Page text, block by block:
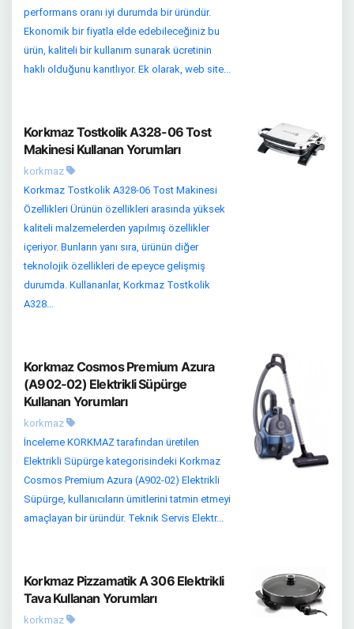
performans oranı iyi durumda bir üründür.
Ekonomik bir fiyatla elde edebileceğiniz bu
ürün, kaliteli bir kullanım sunarak ücretinin
haklı olduğunu kanıtlıyor. Ek olarak, web site...
Korkmaz Tostkolik A328-06 Tost
Makinesi Kullanan Yorumları
korkmaz
Korkmaz Tostkolik A328-06 Tost Makinesi
Özellikleri Ürünün özellikleri arasında yüksek
kaliteli malzemelerden yapılmış özellikler
içeriyor. Bunların yanı sıra, ürünün diğer
teknolojik özellikleri de epeyce gelişmiş
durumda. Kullananlar, Korkmaz Tostkolik
A328...
Korkmaz Cosmos Premium Azura
(A902-02) Elektrikli Süpürge
Kullanan Yorumları
korkmaz
İnceleme KORKMAZ tarafından üretilen
Elektrikli Süpürge kategorisindeki Korkmaz
Cosmos Premium Azura (A902-02) Elektrikli
Süpürge, kullanıcıların ümitlerini tatmin etmeyi
amaçlayan bir üründür. Teknik Servis Elektr...
Korkmaz Pizzamatik A 306 Elektrikli
Tava Kullanan Yorumları
korkmaz